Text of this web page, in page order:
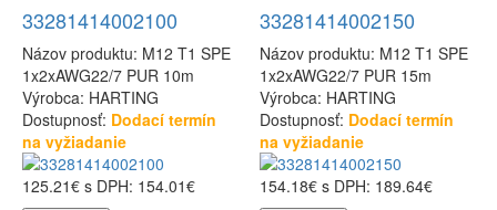
33281414002100
Názov produktu: M12 T1 SPE
1x2xAWG22/7 PUR 10m
Výrobca: HARTING
Dostupnosť: Dodací termín
na vyžiadanie
125.21€ s DPH: 154.01€
33281414002150
Názov produktu: M12 T1 SPE
1x2xAWG22/7 PUR 15m
Výrobca: HARTING
Dostupnosť: Dodací termín
na vyžiadanie
154.18€ s DPH: 189.64€